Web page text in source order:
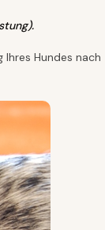
Hundes nach